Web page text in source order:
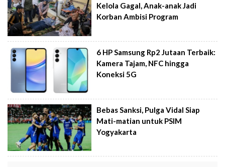
Kelola Gagal, Anak-anak Jadi
Korban Ambisi Program
6 HP Samsung Rp2 Jutaan Terbaik:
Kamera Tajam, NFC hingga
Koneksi 5G
Bebas Sanksi, Pulga Vidal Siap
Mati-matian untuk PSIM
Yogyakarta